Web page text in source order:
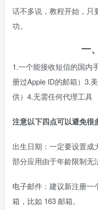
话不多说，教程开始，只
功。
一
1.一个能接收短信的国内
册过Apple ID的邮箱）3.
供）4.无需任何代理工具
注意以下四点可以避免很
出生日期：一定要设置成
部分应用由于年龄限制无
电子邮件：建议新注册一
箱，比如 163 邮箱。